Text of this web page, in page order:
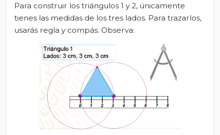
Para construir los triángulos 1 y 2, únicamente
tienes las medidas de los tres lados. Para trazarlos,
usarás regla y compás. Observa: